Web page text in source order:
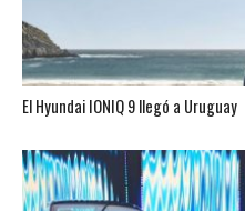
El Hyundai IONIQ 9 llegó a Uruguay